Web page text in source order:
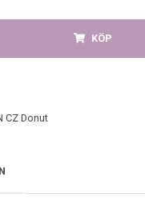
KÖP
CZ Donut